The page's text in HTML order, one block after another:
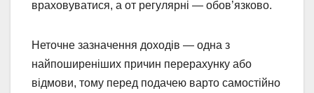
враховуватися, а от регулярні — обов’язково.
Неточне зазначення доходів — одна з
найпоширеніших причин перерахунку або
відмови, тому перед подачею варто самостійно